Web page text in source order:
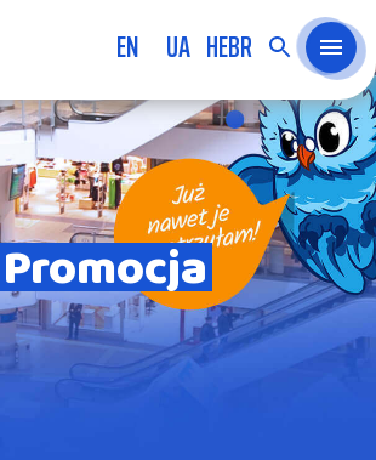
EN UA HEBR
Promocja